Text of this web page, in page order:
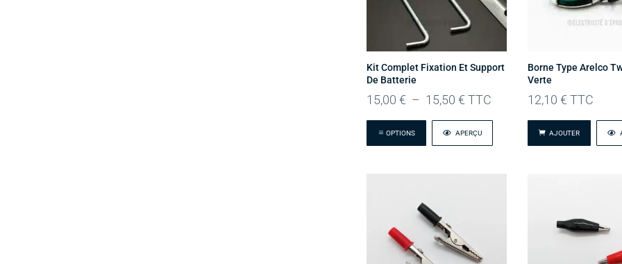
Kit Complet Fixation Et Support
De Batterie
15,00 € – 15,50 €Plage
prix :
15,00 €
à
TTC
OPTIONS APERÇU
Borne Type Arelco
Verte
12,10 € TTC
AJOUTER